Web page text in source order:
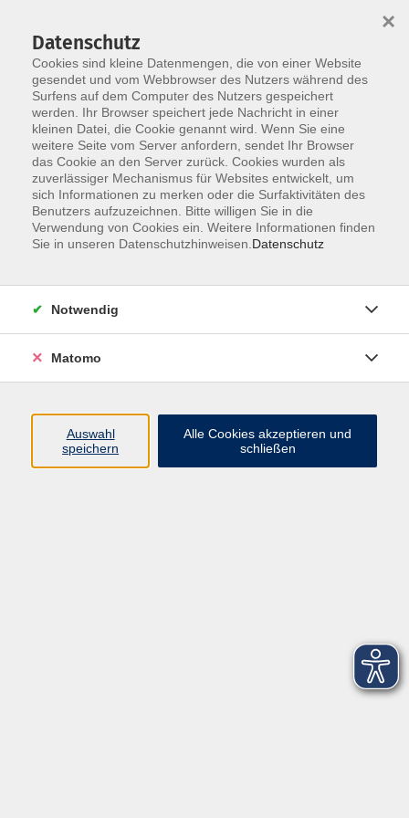
Skip to main content
You are here:
über uns unsere Kursleiter:innen
Schwerhoff, Gerd
Online: Im Namen des Glaubens - die
Straubing (Online!)
Datenschutz
Cookies sind kleine Datenmengen, die von einer Website
gesendet und vom Webbrowser des Nutzers während des
Surfens auf dem Computer des Nutzers gespeichert
werden. Ihr Browser speichert jede Nachricht in einer
kleinen Datei, die Cookie genannt wird. Wenn Sie eine
weitere Seite vom Server anfordern, sendet Ihr Browser
das Cookie an den Server zurück. Cookies wurden als
zuverlässiger Mechanismus für Websites entwickelt, um
sich Informationen zu merken oder die Surfaktivitäten des
Benutzers aufzuzeichnen. Bitte willigen Sie in die
Verwendung von Cookies ein. Weitere Informationen finden
Sie in unseren Datenschutzhinweisen. Datenschutz
×
Notwendig
Matomo
Auswahl
speichern
Alle Cookies akzeptieren und
schließen